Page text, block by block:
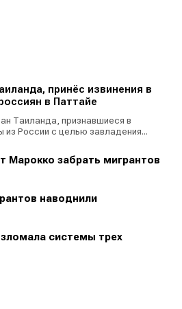
принёс извинения в
в Паттайе
Таиланда, признавшиеся в
из России с целью завладения...
Марокко забрать мигрантов
наводнили
системы трех